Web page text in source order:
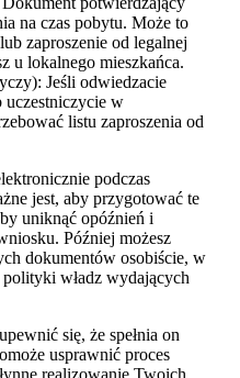
na czas pobytu. Może to
zaproszenie od legalnej
u lokalnego mieszkańca.
Jeśli odwiedzacie
uczestniczycie w
listu zaproszenia od
podczas
jest, aby przygotować te
uniknąć opóźnień i
Później możesz
dokumentów osobiście, w
władz wydających
się, że spełnia on
usprawnić proces
realizowanie Twoich